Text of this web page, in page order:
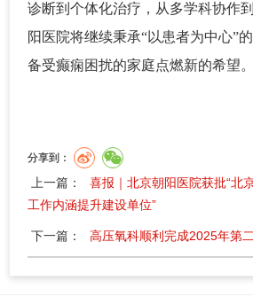
诊断到个体化治疗，从多学科协作
阳医院将继续秉承“以患者为中心”
备受癫痫困扰的家庭点燃新的希望。
分享到：
上一篇：
喜报｜北京朝阳医院获批“北
工作内涵提升建设单位”
下一篇： 高压氧科顺利完成2025年第